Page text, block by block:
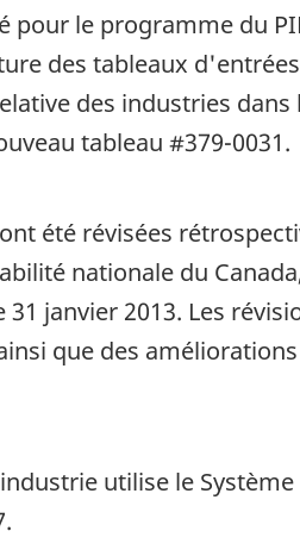
pour le programme du
des tableaux
des industries
tableau #379-0031.
été révisées
nationale du
janvier 2013. Les
que des
utilise le